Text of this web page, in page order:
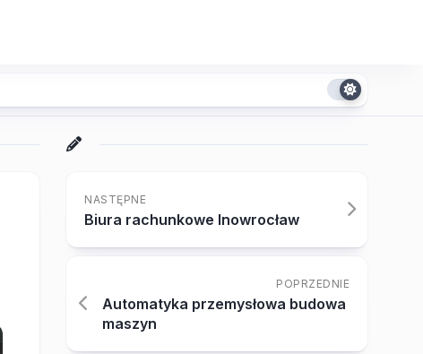
NASTĘPNE
Biura rachunkowe Inowrocław
POPRZEDNIE
Automatyka przemysłowa budowa
maszyn